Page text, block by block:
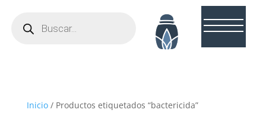
productos
Inicio/ Productos etiquetados “bactericida”